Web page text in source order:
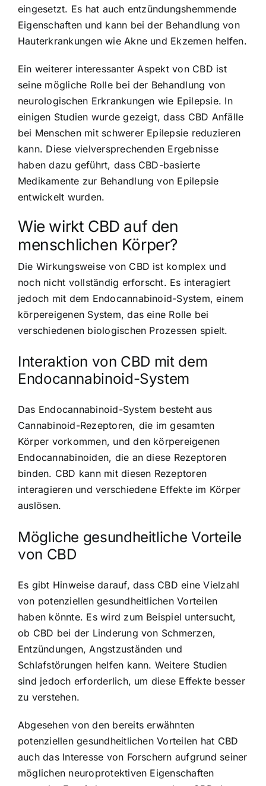
eingesetzt. Es hat auch entzündungshemmende
Eigenschaften und kann bei der Behandlung von
Hauterkrankungen wie Akne und Ekzemen helfen.
Ein weiterer interessanter Aspekt von CBD ist
seine mögliche Rolle bei der Behandlung von
neurologischen Erkrankungen wie Epilepsie. In
einigen Studien wurde gezeigt, dass CBD Anfälle
bei Menschen mit schwerer Epilepsie reduzieren
kann. Diese vielversprechenden Ergebnisse
haben dazu geführt, dass CBD-basierte
Medikamente zur Behandlung von Epilepsie
entwickelt wurden.
Wie wirkt CBD auf den
menschlichen Körper?
Die Wirkungsweise von CBD ist komplex und
noch nicht vollständig erforscht. Es interagiert
jedoch mit dem Endocannabinoid-System, einem
körpereigenen System, das eine Rolle bei
verschiedenen biologischen Prozessen spielt.
Interaktion von CBD mit dem
Endocannabinoid-System
Das Endocannabinoid-System besteht aus
Cannabinoid-Rezeptoren, die im gesamten
Körper vorkommen, und den körpereigenen
Endocannabinoiden, die an diese Rezeptoren
binden. CBD kann mit diesen Rezeptoren
interagieren und verschiedene Effekte im Körper
auslösen.
Mögliche gesundheitliche Vorteile
von CBD
Es gibt Hinweise darauf, dass CBD eine Vielzahl
von potenziellen gesundheitlichen Vorteilen
haben könnte. Es wird zum Beispiel untersucht,
ob CBD bei der Linderung von Schmerzen,
Entzündungen, Angstzuständen und
Schlafstörungen helfen kann. Weitere Studien
sind jedoch erforderlich, um diese Effekte besser
zu verstehen.
Abgesehen von den bereits erwähnten
potenziellen gesundheitlichen Vorteilen hat CBD
auch das Interesse von Forschern aufgrund seiner
möglichen neuroprotektiven Eigenschaften